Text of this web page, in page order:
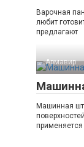
Варочная
любит
предлагают
Армавир
Машинная